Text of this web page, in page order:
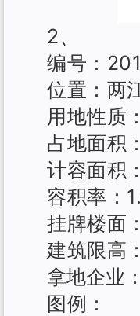
2、
编号：
位置：两
用地性质
占地面积
计容面积
容积率：
挂牌楼面
建筑限高
拿地企业：
图例：